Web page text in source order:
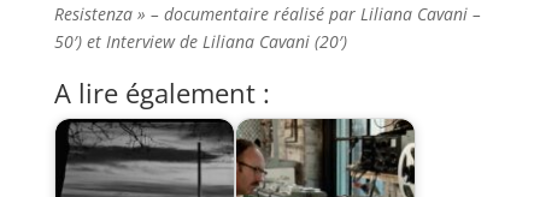
Resistenza » – documentaire réalisé par Liliana Cavani –
50′) et Interview de Liliana Cavani (20′)
A lire également :